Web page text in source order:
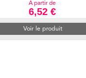
A partir de
6,52 €
Voir le produit